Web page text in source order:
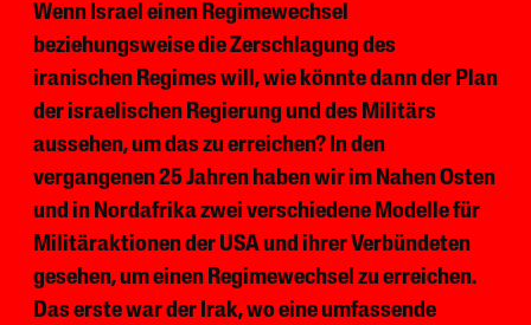
Wenn Israel einen Regimewechsel
beziehungsweise die Zerschlagung des
iranischen Regimes will, wie könnte dann der Plan
der israelischen Regierung und des Militärs
aussehen, um das zu erreichen? In den
vergangenen 25 Jahren haben wir im Nahen Osten
und in Nordafrika zwei verschiedene Modelle für
Militäraktionen der USA und ihrer Verbündeten
gesehen, um einen Regimewechsel zu erreichen.
Das erste war der Irak, wo eine umfassende